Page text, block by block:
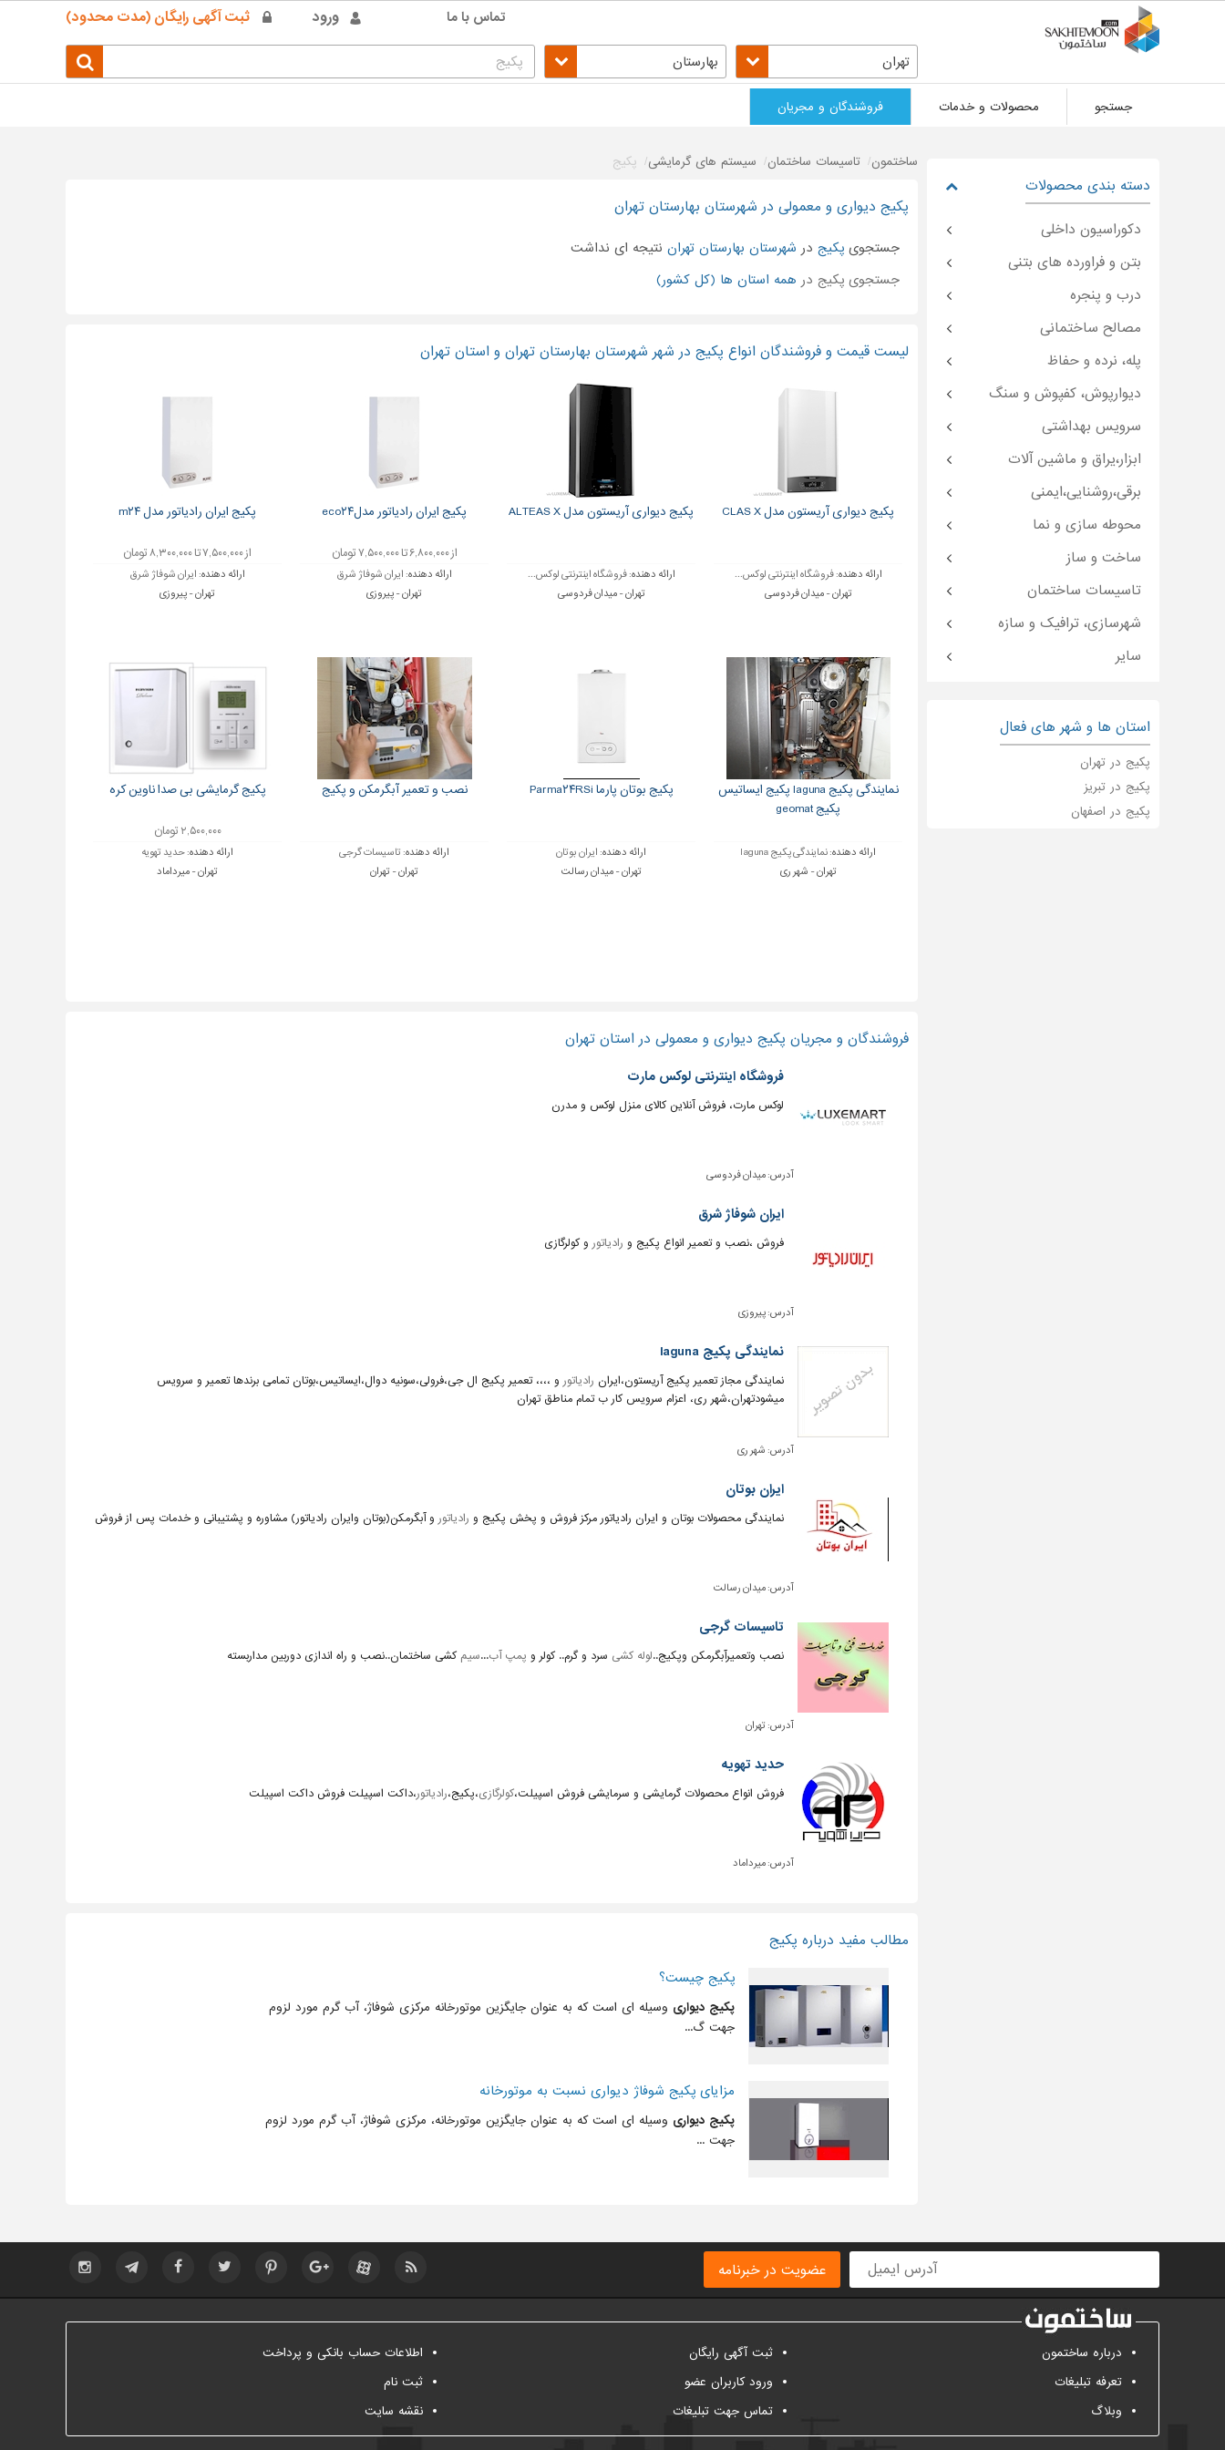
ورود ثبت آگهی رایگان (مدت محدود) تماس با ما
تهران بهارستان
جستجو محصولات و خدمات فروشندگان و مجریان
ساختمون تاسیسات ساختمان سیستم های گرمایشی پکیج
پکیج دیواری و معمولی در شهرستان بهارستان تهران
جستجوی پکیج در شهرستان بهارستان تهران نتیجه ای نداشت
جستجوی پکیج در همه استان ها (کل کشور)
لیست قیمت و فروشندگان انواع پکیج در شهر شهرستان بهارستان تهران و استان تهران
پکیج دیواری آریستون مدل CLAS X
ارائه دهنده:فروشگاه اینترنتی لوکس...
تهران - میدان فردوسی
پکیج دیواری آریستون مدل ALTEAS X
ارائه دهنده:فروشگاه اینترنتی لوکس...
تهران - میدان فردوسی
پکیج ایران رادیاتور مدلeco۲۴
از ۶,۸۰۰,۰۰۰ تا ۷,۵۰۰,۰۰۰ تومان
ارائه دهنده: ایران شوفاژ شرق
تهران - پیروزی
پکیج ایران رادیاتور مدل m۲۴
از ۷,۵۰۰,۰۰۰ تا ۸,۳۰۰,۰۰۰ تومان
ارائه دهنده: ایران شوفاژ شرق
تهران - پیروزی
نمایندگی پکیج laguna پکیج ایساتیس
پکیج geomat
ارائه دهنده:نمایندگی پکیج laguna
تهران - شهر ری
پکیج بوتان پارما Parma۲۴RSi
ارائه دهنده: ایران بوتان
تهران - میدان رسالت
نصب و تعمیر آبگرمکن و پکیج
ارائه دهنده: تاسیسات گرجی
تهران - تهران
پکیج گرمایشی بی صدا ناوین کره
۲,۵۰۰,۰۰۰ تومان
ارائه دهنده:حدید تهویه
تهران - میرداماد
فروشندگان و مجریان پکیج دیواری و معمولی در استان تهران
فروشگاه اینترنتی لوکس مارت
لوکس مارت، فروش آنلاین کالای منزل لوکس و مدرن
آدرس:میدان فردوسی
ایران شوفاژ شرق
فروش ،نصب و تعمیر انواع پکیج و رادیاتور و کولرگازی
آدرس:پیروزی
نمایندگی پکیج laguna
نمایندگی مجاز تعمیر پکیج آریستون،ایران رادیاتور و ،،،، تعمیر پکیج ال جی،فرولی،سونیه دوال،ایساتیس،بوتان تمامی برندها تعمیر و سرویس
میشودتهران،شهر ری، اعزام سرویس کار ب تمام مناطق تهران
آدرس: شهر ری
ایران بوتان
نمایندگی محصولات بوتان و ایران رادیاتور مرکز فروش و پخش پکیج و رادیاتور و آبگرمکن(بوتان وایران رادیاتور) مشاوره و پشتیبانی و خدمات پس از فروش
آدرس:میدان رسالت
تاسیسات گرجی
نصب وتعمیرآبگرمکن وپکیج..لوله کشی سرد و گرم.. کولر و پمپ آب...سیم کشی ساختمان..نصب و راه اندازی دوربین مداربسته
آدرس: تهران
حدید تهویه
فروش انواع محصولات گرمایشی و سرمایشی فروش اسپیلت،کولرگازی،پکیج،رادیاتور،داکت اسپیلت فروش داکت اسپیلت
آدرس:میرداماد
مطالب مفید درباره پکیج
پکیج چیست؟
پکیج دیواری وسیله ای است که به عنوان جایگزین موتورخانه مرکزی شوفاژ، آب گرم مورد لزوم
جهت گ...
مزایای پکیج شوفاژ دیواری نسبت به موتورخانه
پکیج دیواری وسیله ای است که به عنوان جایگزین موتورخانه، مرکزی شوفاژ، آب گرم مورد لزوم
جهت ...
دسته بندی محصولات
دکوراسیون داخلی
بتن و فراورده های بتنی
درب و پنجره
مصالح ساختمانی
پله، نرده و حفاظ
دیوارپوش، کفپوش و سنگ
سرویس بهداشتی
ابزار،یراق و ماشین آلات
برقی،روشنایی،ایمنی
محوطه سازی و نما
ساخت و ساز
تاسیسات ساختمان
شهرسازی، ترافیک و سازه
سایر
استان ها و شهر های فعال
پکیج در تهران
پکیج در تبریز
پکیج در اصفهان
عضویت در خبرنامه
درباره ساختمون
تعرفه تبلیغات
وبلاگ
ثبت آگهی رایگان
ورود کاربران عضو
تماس جهت تبلیغات
اطلاعات حساب بانکی و پرداخت
ثبت نام
نقشه سایت